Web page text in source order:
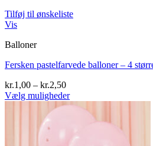
Tilføj til ønskeliste
Vis
Balloner
Fersken pastelfarvede balloner – 4
kr.1,00 – kr.2,50Prisinterval:
kr.1,00
til
kr.2,50
Vælg muligheder